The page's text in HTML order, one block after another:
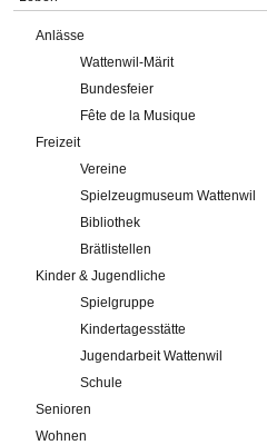
Anlässe
Wattenwil-Märit
Bundesfeier
Fête de la Musique
Freizeit
Vereine
Spielzeugmuseum Wattenwil
Bibliothek
Brätlistellen
Kinder & Jugendliche
Spielgruppe
Kindertagesstätte
Jugendarbeit Wattenwil
Schule
Senioren
Wohnen